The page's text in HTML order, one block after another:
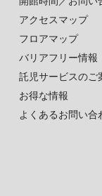
アクセスマップ
フロアマップ
バリアフリー情報
託児サービスのご
お得な情報
よくあるお問い合